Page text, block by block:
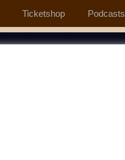
Ticketshop Podcasts